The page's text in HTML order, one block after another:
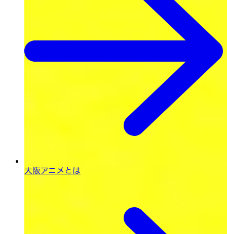
大阪アニメとは